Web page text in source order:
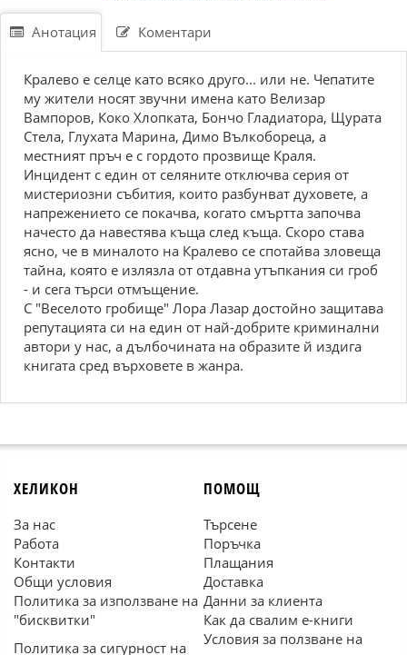
Анотация Коментари
Кралево е селце като всяко друго... или не. Чепатите
му жители носят звучни имена като Велизар
Вампоров, Коко Хлопката, Бончо Гладиатора, Щурата
Стела, Глухата Марина, Димо Вълкобореца, а
местният пръч е с гордото прозвище Краля.
Инцидент с един от селяните отключва серия от
мистериозни събития, които разбунват духовете, а
напрежението се покачва, когато смъртта започва
начесто да навестява къща след къща. Скоро става
ясно, че в миналото на Кралево се спотайва зловеща
тайна, която е излязла от отдавна утъпкания си гроб
- и сега търси отмъщение.
С "Веселото гробище" Лора Лазар достойно защитава
репутацията си на един от най-добрите криминални
автори у нас, а дълбочината на образите й издига
книгата сред върховете в жанра.
ХЕЛИКОН
За нас
Работа
Контакти
Общи условия
Политика за използване на
"бисквитки"
Политика за сигурност на
ПОМОЩ
Търсене
Поръчка
Плащания
Доставка
Данни за клиента
Как да свалим е-книги
Условия за ползване на